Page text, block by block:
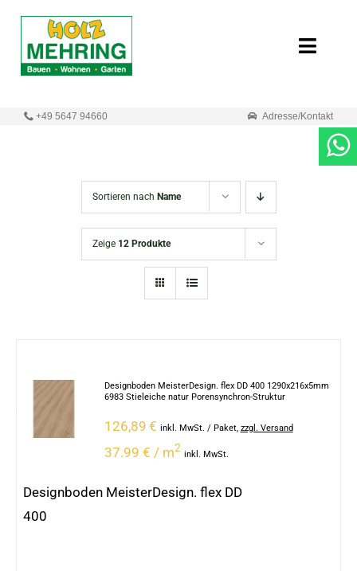
springen
Toggle
+49 5647 94660 Adresse/Kontakt
Sortieren nach Name
Zeige 12 Produkte
Designboden MeisterDesign. flex DD 400 1290x216x5mm
6983 Stieleiche natur Porensynchron-Struktur
126,89 € inkl. MwSt. / Paket, zzgl. Versand
37.99 € / m2
inkl. MwSt.
Designboden MeisterDesign. flex DD
400